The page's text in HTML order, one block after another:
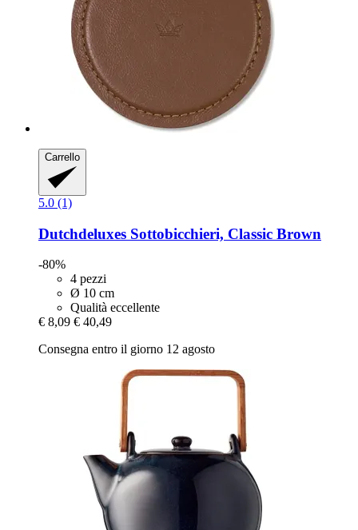
Carrello
5.0 (1)
Dutchdeluxes Sottobicchieri, Classic Brown
-80%
4 pezzi
Ø 10 cm
Qualità eccellente
€ 8,09 € 40,49
Consegna entro il giorno 12 agosto